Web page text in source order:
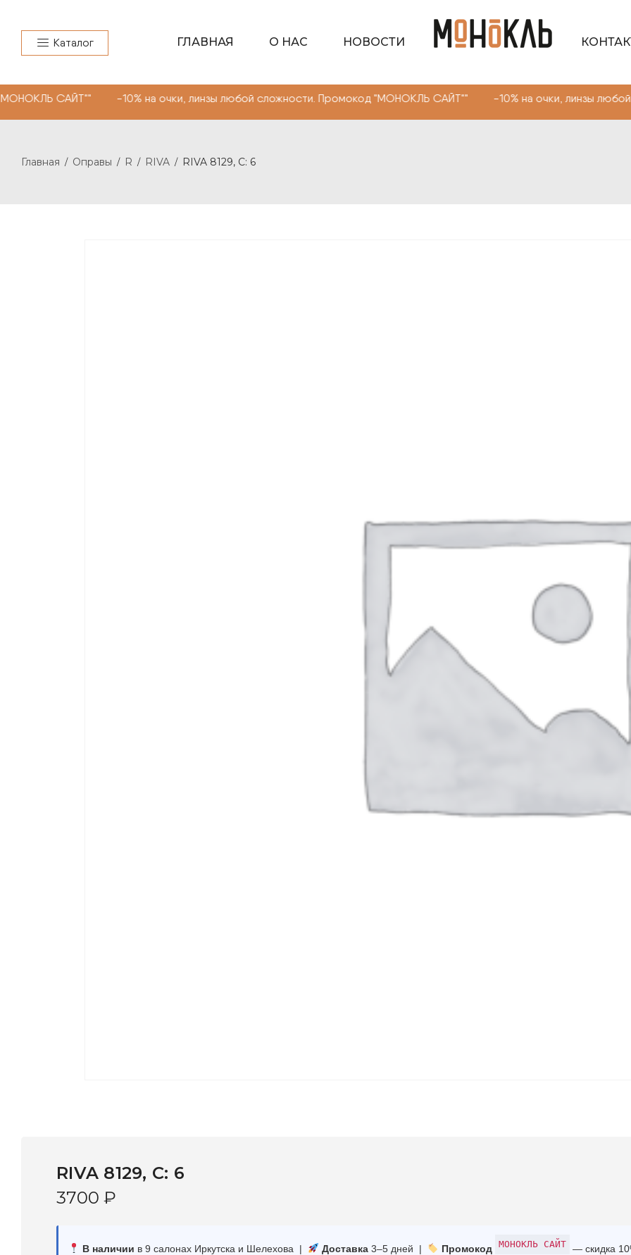
Каталог ГЛАВНАЯ О НАС НОВОСТИ
10% на очки, линзы любой сложности. Промокод "МОНОКЛЬ САЙТ"" -10% на очки, линзы любой
Главная / Оправы / R / RIVA / RIVA 8129, С: 6
RIVA 8129, С: 6
3700 ₽
В наличии в 9 салонах Иркутска и Шелехова | Доставка3–5 дней | Промокод МОНОКЛЬ САЙТ — скидка